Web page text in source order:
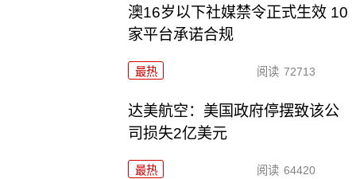
澳16岁以下社媒禁令正式生效 10
家平台承诺合规
最热 阅读 72713
达美航空：美国政府停摆致该公
司损失2亿美元
最热 阅读 64420